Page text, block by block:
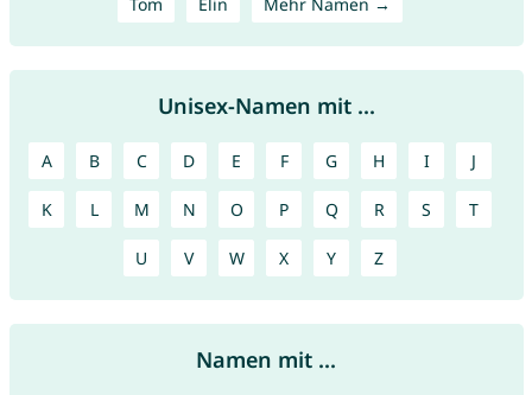
Unisex-Namen mit ...
A B C D E F G H I J
K L M N O P Q R S T
U V W X Y Z
Namen mit ...